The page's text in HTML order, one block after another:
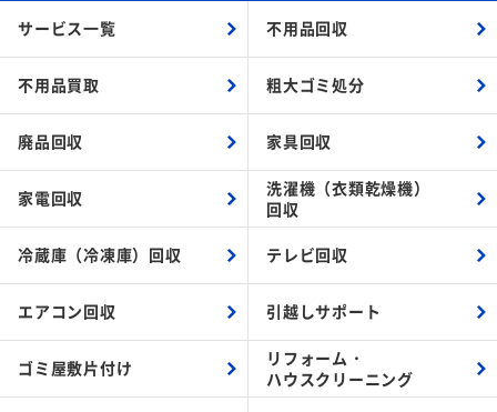
サービス一覧 不用品回収
不用品買取 粗大ゴミ処分
廃品回収 家具回収
家電回収
洗濯機（衣類乾燥機）
回収
冷蔵庫（冷凍庫）回収 テレビ回収
エアコン回収 引越しサポート
ゴミ屋敷片付け
リフォーム・
ハウスクリーニング